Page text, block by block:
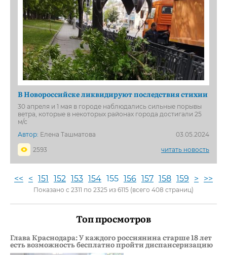
В Новороссийске ликвидируют последствия стихии
30 апреля и 1 мая в городе наблюдались сильные порывы
ветра, которые в некоторых районах города достигали 25
м/с
Автор: Елена Ташматова
03.05.2024
2593
читать новость
<< < 151 152 153 154 155 156 157 158 159 > >>
Показано с 2311 по 2325 из 6115 (всего 408 страниц)
Топ просмотров
Глава Краснодара: У каждого россиянина старше 18 лет
есть возможность бесплатно пройти диспансеризацию